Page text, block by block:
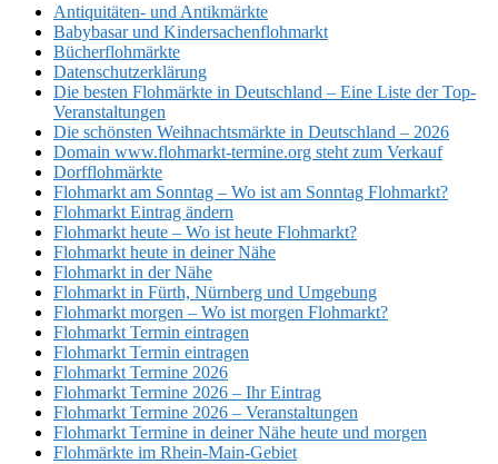
Antiquitäten- und Antikmärkte
Babybasar und Kindersachenflohmarkt
Bücherflohmärkte
Datenschutzerklärung
Die besten Flohmärkte in Deutschland – Eine Liste der Top-
Veranstaltungen
Die schönsten Weihnachtsmärkte in Deutschland – 2026
Domain www.flohmarkt-termine.org steht zum Verkauf
Dorfflohmärkte
Flohmarkt am Sonntag – Wo ist am Sonntag Flohmarkt?
Flohmarkt Eintrag ändern
Flohmarkt heute – Wo ist heute Flohmarkt?
Flohmarkt heute in deiner Nähe
Flohmarkt in der Nähe
Flohmarkt in Fürth, Nürnberg und Umgebung
Flohmarkt morgen – Wo ist morgen Flohmarkt?
Flohmarkt Termin eintragen
Flohmarkt Termin eintragen
Flohmarkt Termine 2026
Flohmarkt Termine 2026 – Ihr Eintrag
Flohmarkt Termine 2026 – Veranstaltungen
Flohmarkt Termine in deiner Nähe heute und morgen
Flohmärkte im Rhein-Main-Gebiet